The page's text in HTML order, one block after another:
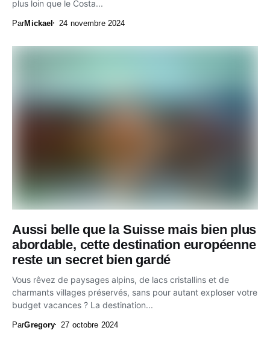
plus loin que le Costa...
ParMickael 24 novembre 2024
Aussi belle que la Suisse mais bien plus
abordable, cette destination européenne
reste un secret bien gardé
Vous rêvez de paysages alpins, de lacs cristallins et de
charmants villages préservés, sans pour autant exploser votre
budget vacances ? La destination...
ParGregory 27 octobre 2024